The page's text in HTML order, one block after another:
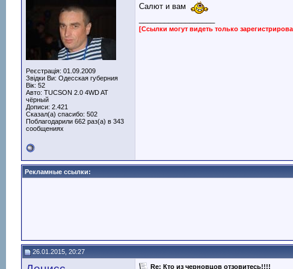
Реєстрація: 01.09.2009
Звідки Ви: Одесская губерния
Вік: 52
Авто: TUCSON 2.0 4WD AT
чёрный
Дописи: 2.421
Сказал(а) спасибо: 502
Поблагодарили 662 раз(а) в 343
сообщениях
Салют и вам
[Ссылки могут видеть только
Рекламные ссылки:
26.01.2015, 20:27
Re: Кто из черновцов отзовитесь!!!!